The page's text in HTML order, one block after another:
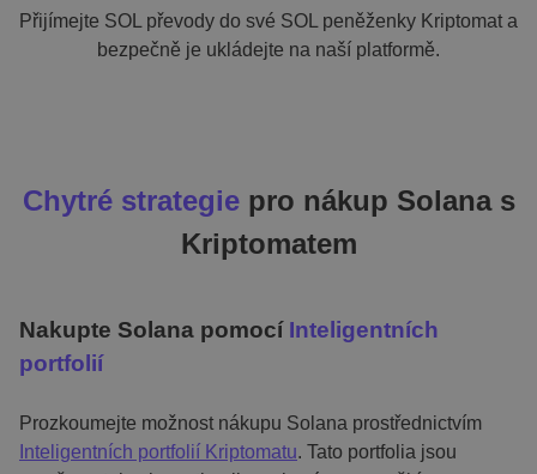
Přijímejte SOL převody do své SOL peněženky Kriptomat a
bezpečně je ukládejte na naší platformě.
Chytré strategiepro nákup Solana s
Kriptomatem
Nakupte Solana pomocí Inteligentních
portfolií
Prozkoumejte možnost nákupu Solana prostřednictvím
Inteligentních portfolií Kriptomatu. Tato portfolia jsou